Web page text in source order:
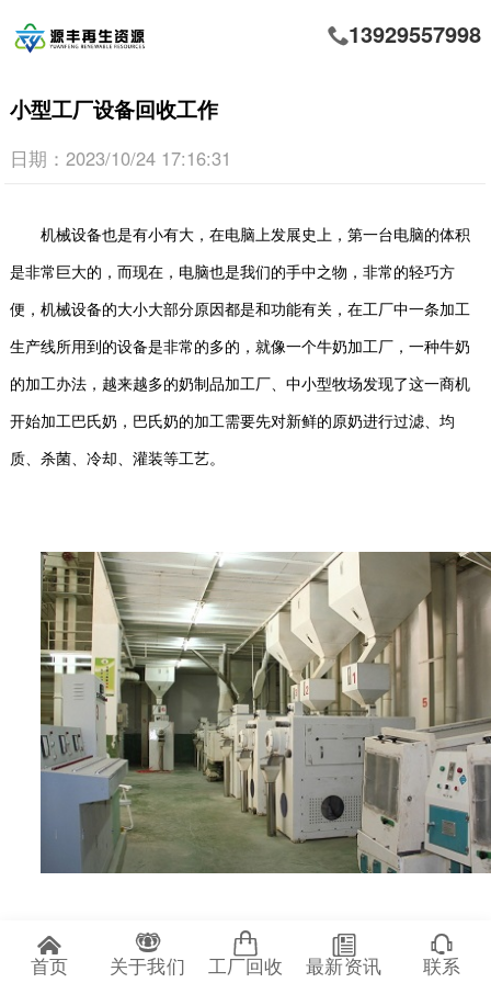
13929557998
小型工厂设备回收工作
日期：2023/10/24 17:16:31
机械设备也是有小有大，在电脑上发展史上，第一台电脑的体积
是非常巨大的，而现在，电脑也是我们的手中之物，非常的轻巧方
便，机械设备的大小大部分原因都是和功能有关，在工厂中一条加工
生产线所用到的设备是非常的多的，就像一个牛奶加工厂，一种牛奶
的加工办法，越来越多的奶制品加工厂、中小型牧场发现了这一商机
开始加工巴氏奶，巴氏奶的加工需要先对新鲜的原奶进行过滤、均
质、杀菌、冷却、灌装等工艺。
首页 关于我们 工厂回收 最新资讯 联系